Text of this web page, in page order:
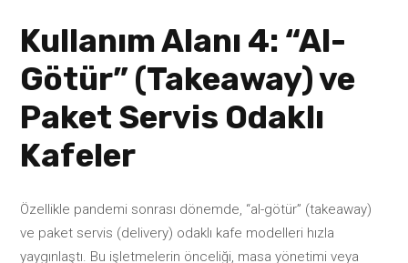
Kullanım Alanı 4: “Al-
Götür” (Takeaway) ve
Paket Servis Odaklı
Kafeler
Özellikle pandemi sonrası dönemde, “al-götür” (takeaway)
ve paket servis (delivery) odaklı kafe modelleri hızla
yaygınlaştı. Bu işletmelerin önceliği, masa yönetimi veya